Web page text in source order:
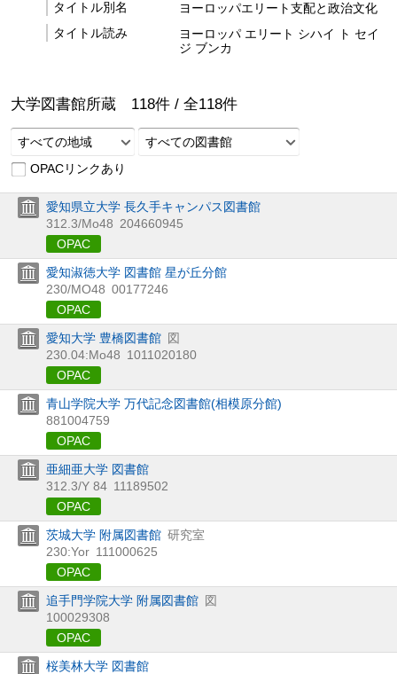
タイトル別名
ヨーロッパエリート支配と政治文化
タイトル読み
ヨーロッパ エリート シハイ ト セイ
ジ ブンカ
大学図書館所蔵 118件 / 全118件
すべての地域
すべての図書館
OPACリンクあり
愛知県立大学 長久手キャンパス図書館
312.3/Mo48 204660945
OPAC
愛知淑徳大学 図書館 星が丘分館
230/MO48 00177246
OPAC
愛知大学 豊橋図書館 図
230.04:Mo48 1011020180
OPAC
青山学院大学 万代記念図書館(相模原分館)
881004759
OPAC
亜細亜大学 図書館
312.3/Y 84 11189502
OPAC
茨城大学 附属図書館 研究室
230:Yor 111000625
OPAC
追手門学院大学 附属図書館 図
100029308
OPAC
桜美林大学 図書館